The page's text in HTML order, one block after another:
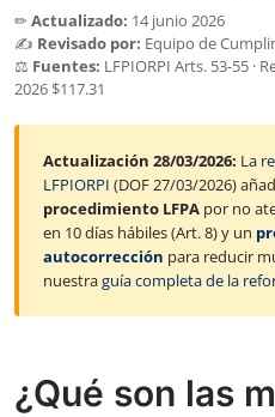
✏Actualizado: 14 junio 2026
✍ Revisado por: Equipo de
⚖ Fuentes: LFPIORPI Arts. 53-55 ·
2026 $117.31
Actualización 28/03/2026: La
LFPIORPI (DOF 27/03/2026)
procedimiento LFPA por no
en 10 días hábiles (Art. 8) y un
autocorrección para reducir
nuestraguía completa de la
¿Qué son las